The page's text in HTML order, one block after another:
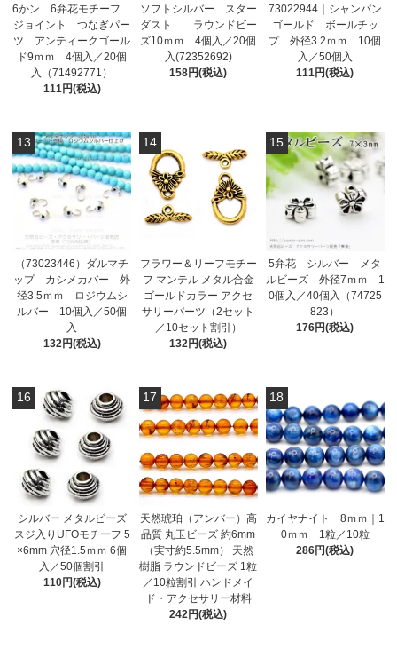
6かン 6弁花モチーフ
ジョイント つなぎパー
ツ アンティークゴール
ド9ｍｍ 4個入／20個
入（71492771）
111円(税込)
ソフトシルバー スター
ダスト ラウンドビー
ズ10ｍｍ 4個入／20個
入(72352692)
158円(税込)
73022944｜シャンパン
ゴールド ボールチッ
プ 外径3.2ｍｍ 10個
入／50個入
111円(税込)
13
（73023446）ダルマチ
ップ カシメカバー 外
径3.5ｍｍ ロジウムシ
ルバー 10個入／50個
入
132円(税込)
14
フラワー＆リーフモチー
フ マンテル メタル合金
ゴールドカラー アクセ
サリーパーツ（2セット
／10セット割引）
132円(税込)
15
5弁花 シルバー メタ
ルビーズ 外径7ｍｍ 1
0個入／40個入（74725
823）
176円(税込)
16
シルバー メタルビーズ
スジ入りUFOモチーフ 5
×6mm 穴径1.5ｍｍ 6個
入／50個割引
110円(税込)
17
天然琥珀（アンバー）高
品質 丸玉ビーズ 約6mm
（実寸約5.5mm） 天然
樹脂 ラウンドビーズ 1粒
／10粒割引 ハンドメイ
ド・アクセサリー材料
242円(税込)
18
カイヤナイト 8ｍｍ｜1
0ｍｍ 1粒／10粒
286円(税込)